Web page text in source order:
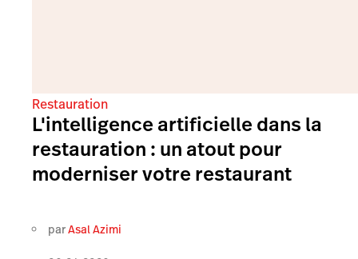
Restauration
L'intelligence artificielle dans la
restauration : un atout pour
moderniser votre restaurant
parAsal Azimi